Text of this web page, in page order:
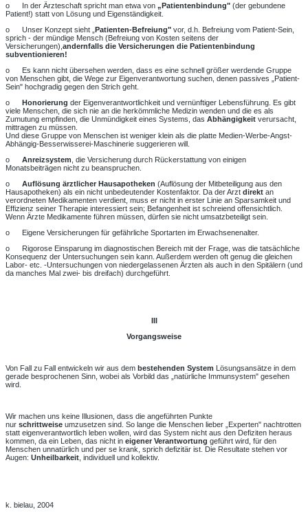
o In der Ärzteschaft spricht man etwa von „Patientenbindung" (der gebundene
Patient!) statt von Lösung und Eigenständigkeit.
o Unser Konzept sieht „ Patienten-Befreiung" vor, d.h. Befreiung vom Patient-Sein,
sprich - der mündige Mensch (Befreiung von Kosten seitens der
Versicherungen), andernfalls die Versicherungen die Patientenbindung
subventionieren!
o Es kann nicht übersehen werden, dass es eine schnell größer werdende Gruppe
von Menschen gibt, die Wege zur Eigenverantwortung suchen, denen passives „Patient-
Sein" hochgradig gegen den Strich geht.
o Honorierung der Eigenverantwortlichkeit und vernünftiger Lebensführung. ­Es gibt
viele Menschen, die sich nie an die herkömmliche Medizin wenden und die es als
Zumutung empfinden, die Unmündigkeit eines Systems, das Abhängigkeit verursacht,
mittragen zu müssen.
Und diese Gruppe von Menschen ist weniger klein als die platte Medien-Werbe-Angst-
Abhängig-Besserwisserei-Maschinerie suggerieren will.
o Anreizsystem , die Versicherung durch Rückerstattung von einigen
Monatsbeiträgen nicht zu beanspruchen.
o Auflösung ärztlicher Hausapotheken (Auflösung der Mitbeteiligung aus den
Hausapotheken) als ein nicht unbedeutender Kostenfaktor. Da der Arzt direkt an
verordneten Medikamenten verdient, muss er nicht in erster Linie an Sparsamkeit und
Effizienz seiner Therapie interessiert sein; Befangenheit ist schreiend offensichtlich.
Wenn Ärzte Medikamente führen müssen, dürfen sie nicht umsatzbeteiligt sein.
o Eigene Versicherungen für gefährliche Sportarten im Erwachsenenalter.
o Rigorose Einsparung im diagnostischen Bereich mit der Frage, was die tatsächliche
Konsequenz der Untersuchungen sein kann. Außerdem werden oft genug die gleichen
Labor- etc. -Untersuchungen von niedergelassenen Ärzten als auch in den Spitälern (und
da manches Mal zwei- bis dreifach) durchgeführt.
III
Vorgangsweise
Von Fall zu Fall entwickeln wir aus dem bestehenden System Lösungsansätze in dem
gerade besprochenen Sinn, wobei als Vorbild das „natürliche Immunsystem" gesehen
wird.
Wir machen uns keine Illusionen, dass die angeführten Punkte
nur schrittweise umzusetzen sind. So lange die Menschen lieber „Experten" nachtrotten
statt eigenverantwortlich leben wollen, wird das System nicht aus den Defiziten heraus
kommen, da ein Leben, das nicht in eigener Verantwortung geführt wird, für den
Menschen unnatürlich und per se krank, sprich defizitär ist. Die Resultate stehen vor
Augen: Unheilbarkeit , individuell und kollektiv.
k. bielau, 2004